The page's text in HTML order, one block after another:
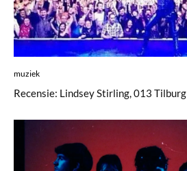
muziek
Recensie: Lindsey Stirling, 013 Tilburg